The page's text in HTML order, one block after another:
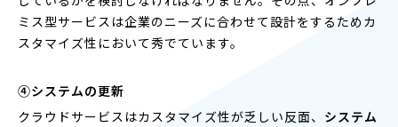
ミス型サービスは企業のニーズに合わせて設計をするためカ
スタマイズ性において秀でています。
④システムの更新
クラウドサービスはカスタマイズ性が乏しい反面、 システム